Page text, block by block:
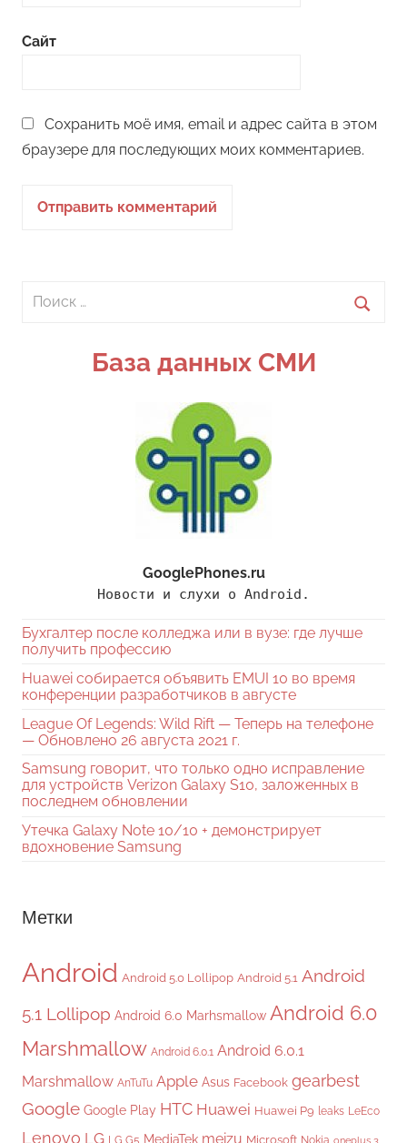
Сайт
Сохранить моё имя, email и адрес сайта в этом
браузере для последующих моих комментариев.
Поиск
База данных СМИ
GooglePhones.ru
Новости и слухи о Android.
Бухгалтер после колледжа или в вузе: где лучше
получить профессию
Huawei собирается объявить EMUI 10 во время
конференции разработчиков в августе
League Of Legends: Wild Rift — Теперь на телефоне
— Обновлено 26 августа 2021 г.
Samsung говорит, что только одно исправление
для устройств Verizon Galaxy S10, заложенных в
последнем обновлении
Утечка Galaxy Note 10/10 + демонстрирует
вдохновение Samsung
Метки
Android Android 5.0 Lollipop Android 5.1 Android
5.1 Lollipop Android 6.0 Marhsmallow Android 6.0
Marshmallow Android 6.0.1 Android 6.0.1
Marshmallow AnTuTu Apple Asus Facebook gearbest
Google Google Play HTC Huawei Huawei P9 leaks LeEco
Lenovo LG MediaTek meizu Microsoft oneplus 3